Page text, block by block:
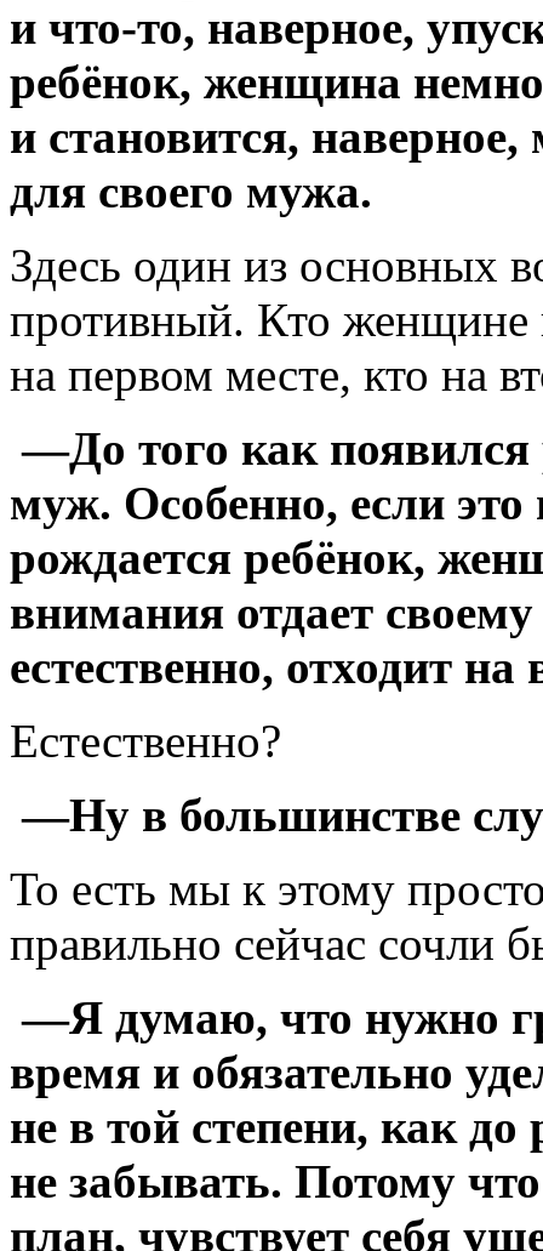
и что-то, наверное,
ребёнок, женщина
и становится,
для своего мужа.
Здесь один из основных
противный. Кто женщине
на первом месте, кто на
—До того как появился
муж. Особенно, если
рождается ребёнок,
внимания отдает
естественно, отходит
Естественно?
—Ну в большинстве
То есть мы к этому
правильно сейчас сочли
—Я думаю, что нужно
время и обязательно
не в той степени, как
не забывать. Потому
план, чувствует себя